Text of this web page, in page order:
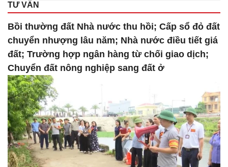
TƯ VẤN
Bồi thường đất Nhà nước thu hồi; Cấp sổ đỏ đất
chuyển nhượng lâu năm; Nhà nước điều tiết giá
đất; Trường hợp ngân hàng từ chối giao dịch;
Chuyển đất nông nghiệp sang đất ở